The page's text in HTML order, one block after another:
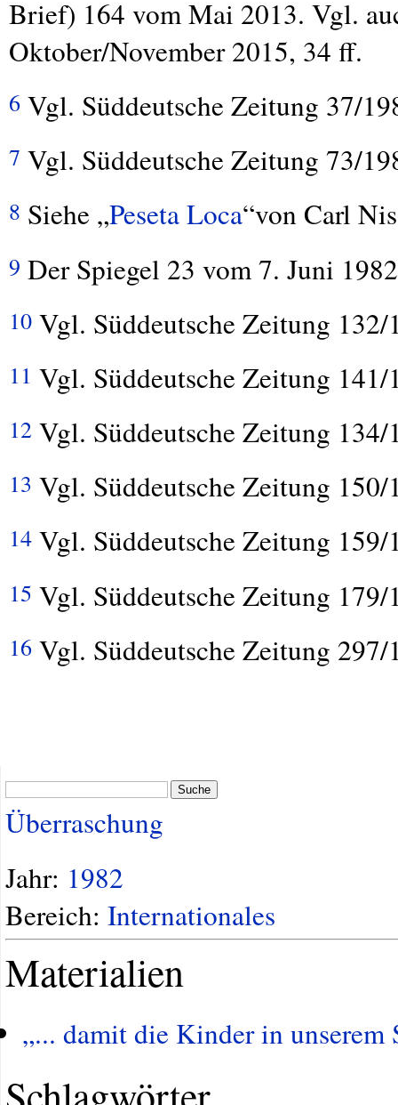
Brief) 164 vom Mai 2013. Vgl.
Oktober/November 2015, 34 ff.
6 Vgl. Süddeutsche Zeitung 37/
7 Vgl. Süddeutsche Zeitung 73/
8 Siehe „Peseta Loca“von Carl
9 Der Spiegel 23 vom 7. Juni
10 Vgl. Süddeutsche Zeitung 132/
11 Vgl. Süddeutsche Zeitung 141/
12 Vgl. Süddeutsche Zeitung 134/
13 Vgl. Süddeutsche Zeitung 150/
14 Vgl. Süddeutsche Zeitung 159/
15 Vgl. Süddeutsche Zeitung 179/
16 Vgl. Süddeutsche Zeitung 297/
Suche
Überraschung
Jahr: 1982
Bereich: Internationales
Materialien
„... damit die Kinder in unserem